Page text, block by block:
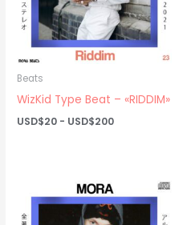
Beats
WizKid Type Beat – «RIDDIM»
USD$20 - USD$200Rango
USD$200